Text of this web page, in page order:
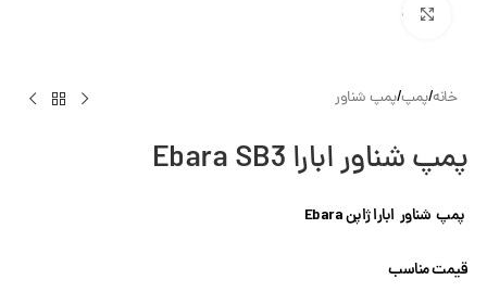
بزرگنمایی تصویر
خانه/پمپ/پمپ شناور
پمپ شناور ابارا Ebara SB3
پمپ شناور ابارا ژاپن Ebara
قیمت مناسب